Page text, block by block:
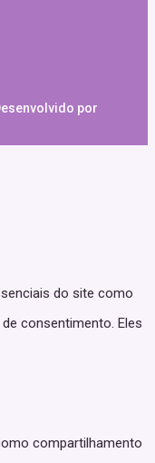
por
do site como
consentimento. Eles
compartilhamento